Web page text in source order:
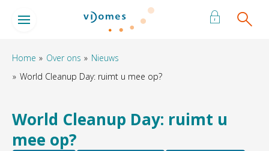
Naar de homepage
Ga naar Hoofd
Home Over ons
Nieuws
World Cleanup Day: ruimt u mee op?
World Cleanup Day: ruimt u
mee op?